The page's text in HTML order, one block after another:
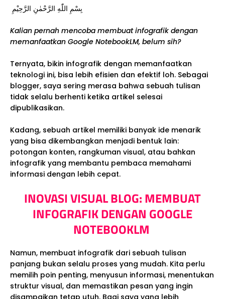
بِسْمِ اللّٰهِ الرَّحْمٰنِ الرَّحِيْمِ
Kalian pernah mencoba membuat infografik dengan
memanfaatkan Google NotebookLM, belum sih?
Ternyata, bikin infografik dengan memanfaatkan
teknologi ini, bisa lebih efisien dan efektif loh. Sebagai
blogger, saya sering merasa bahwa sebuah tulisan
tidak selalu berhenti ketika artikel selesai
dipublikasikan.
Kadang, sebuah artikel memiliki banyak ide menarik
yang bisa dikembangkan menjadi bentuk lain:
potongan konten, rangkuman visual, atau bahkan
infografik yang membantu pembaca memahami
informasi dengan lebih cepat.
INOVASI VISUAL BLOG: MEMBUAT
INFOGRAFIK DENGAN GOOGLE
NOTEBOOKLM
Namun, membuat infografik dari sebuah tulisan
panjang bukan selalu proses yang mudah. Kita perlu
memilih poin penting, menyusun informasi, menentukan
struktur visual, dan memastikan pesan yang ingin
disampaikan tetap utuh. Bagi saya yang lebih